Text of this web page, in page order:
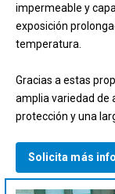
impermeable y
exposición
temperatura.
Gracias a estas
amplia variedad de
protección y una
Solicita más